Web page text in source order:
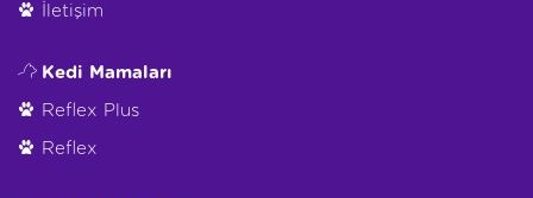
İletişim
Kedi Mamaları
Reflex Plus
Reflex